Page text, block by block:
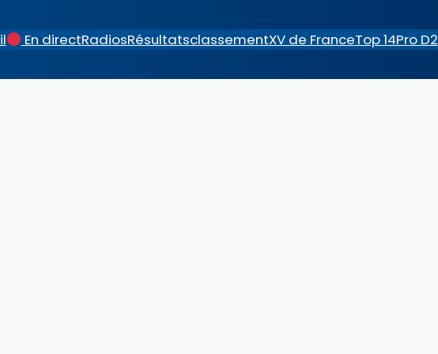
En directRadiosRésultatsclassementXV de FranceTop 14Pro D2